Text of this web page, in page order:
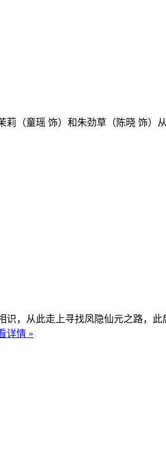
瑶 饰）和朱劲草（陈晓 饰）从
从此走上寻找凤隐仙元之路，
详情 »